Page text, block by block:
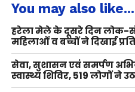
You may also like...
हरेला मेले के दूसरे दिन लोक-
महिलाओं व बच्चों ने दिखाई
सेवा, सुशासन एवं समर्पण
स्वास्थ्य शिविर, 519 लोगों ने